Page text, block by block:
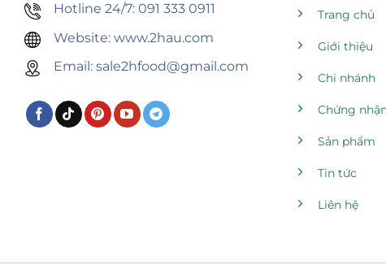
Hotline 24/7: 091 333 0911
Website: www.2hau.com
Email: sale2hfood@gmail.com
Trang chủ
Giới thiệu
Chi nhánh
Chứng
Sản phẩm
Tin tức
Liên hệ